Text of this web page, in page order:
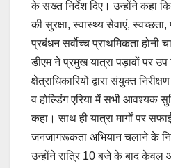
के सख्त निर्देश दिए। उन्होंने कहा
की सुरक्षा, स्वास्थ्य सेवाएं,
प्रबंधन सर्वाेच्च प्राथमिकता होनी
डीएम ने प्रमुख यात्रा पड़ावों पर उप
क्षेत्राधिकारियों द्वारा संयुक्त
व होल्डिंग एरिया में सभी आवश्यक
कहा। साथ ही यात्रा मार्गों पर
जनजागरूकता अभियान चलाने के
उन्होंने रात्रि 10 बजे के बाद